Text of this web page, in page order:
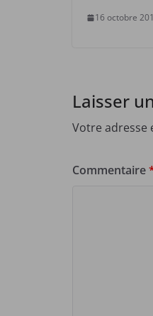
16 octobre
Laisser
Votre adresse
Commentaire